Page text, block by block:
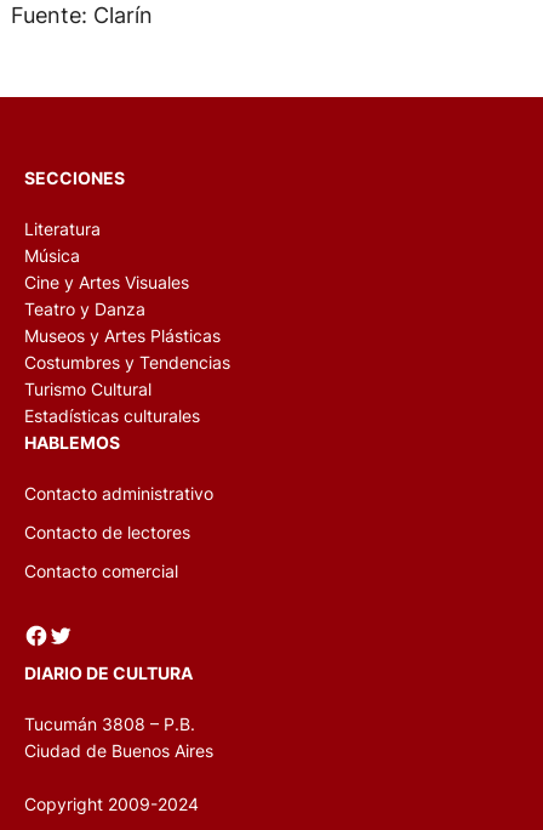
Fuente: Clarín
SECCIONES
Literatura
Música
Cine y Artes Visuales
Teatro y Danza
Museos y Artes Plásticas
Costumbres y Tendencias
Turismo Cultural
Estadísticas culturales
HABLEMOS
Contacto administrativo
Contacto de lectores
Contacto comercial
Facebook Twitter
DIARIO DE CULTURA
Tucumán 3808 – P.B.
Ciudad de Buenos Aires
Copyright 2009-2024